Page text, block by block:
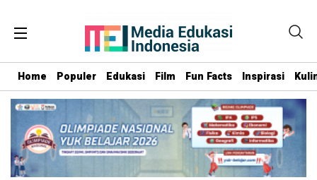
Home Populer Edukasi Film Fun Facts Inspirasi